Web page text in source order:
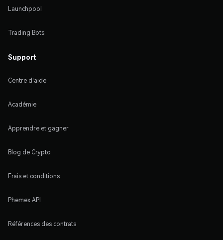
Launchpool
Trading Bots
Support
Centre d'aide
Académie
Apprendre et gagner
Blog de Crypto
Frais et conditions
Phemex API
Références des contrats